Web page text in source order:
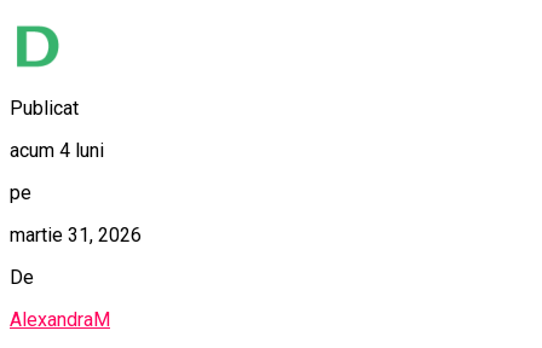
Publicat
acum 4 luni
pe
martie 31, 2026
De
AlexandraM